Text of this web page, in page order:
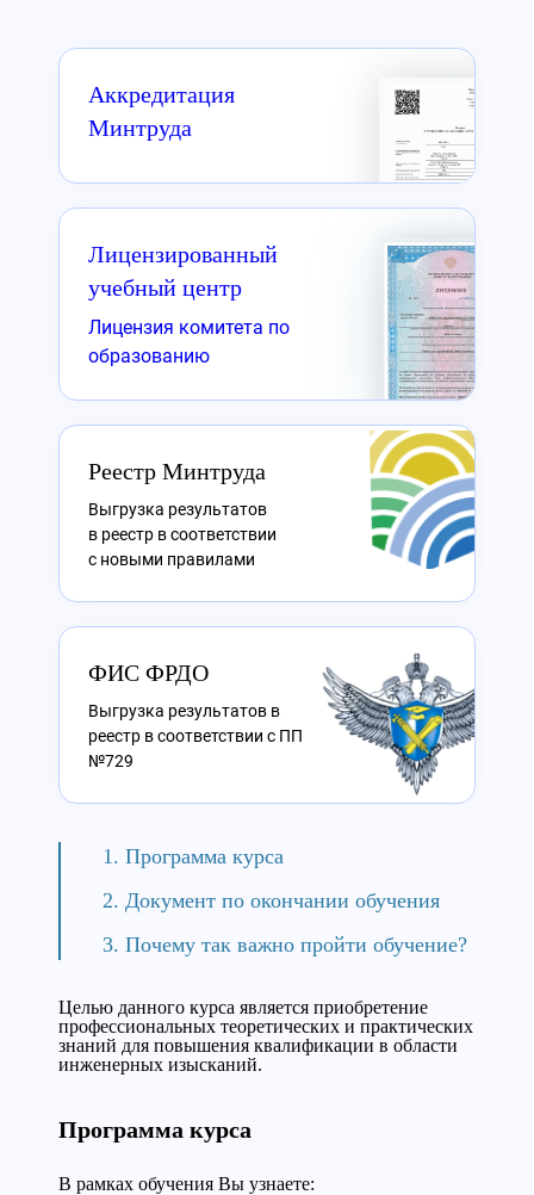
Аккредитация
Минтруда
Лицензированный
учебный центр
Лицензия комитета по
образованию
Реестр Минтруда
Выгрузка результатов
в реестр в соответствии
с новыми правилами
ФИС ФРДО
Выгрузка результатов в
реестр в соответствии с ПП
№729
Программа курса
Документ по окончании обучения
Почему так важно пройти обучение?
Целью данного курса является приобретение
профессиональных теоретических и практических
знаний для повышения квалификации в области
инженерных изысканий.
Программа курса
В рамках обучения Вы узнаете: